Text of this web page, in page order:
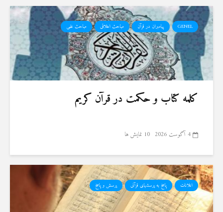
GENEL پیامبران در قرآن مباحث اخلاقی مباحث علمی
کلمه کتاب و حکمت در قرآن کریم
4 آگوست 2026 10 نمایش ها
اعلانات پاسخ به پرسشهای قرآنی پرسش و پاسخ